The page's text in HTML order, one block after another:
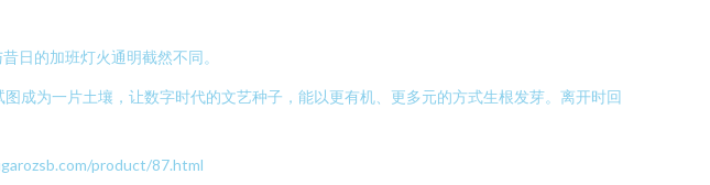
日的加班灯火通明截然不同。
成为一片土壤，让数字时代的文艺种子，能以更有机、更多元的方式生根发芽。离开时回
product/87.html